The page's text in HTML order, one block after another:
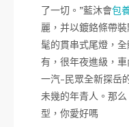
了一切。”藍沐會包
麗，并以鍍鉻條帶
髦的貫串式尾燈，
有，很年夜進級，
一汽-民眾全新探岳
未幾的年青人。那么
型，你愛好嗎